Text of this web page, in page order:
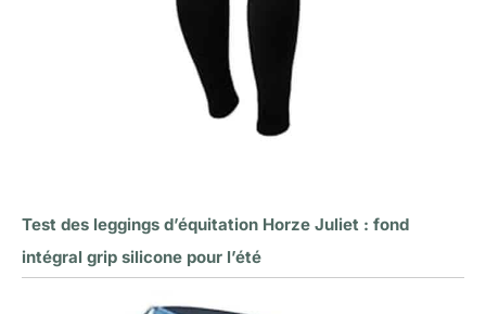
Test des leggings d’équitation Horze Juliet : fond
intégral grip silicone pour l’été